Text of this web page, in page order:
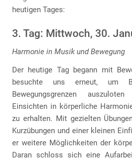
heutigen Tages:
3. Tag: Mittwoch, 30.
Harmonie in Musik und Bewegung
Der heutige Tag begann mit
besuchte uns erneut, um
Bewegungsgrenzen
Einsichten in körperliche
zu erhalten. Mit gezielten
Kurzübungen und einer kleinen
er weitere Möglichkeiten der
Daran schloss sich eine